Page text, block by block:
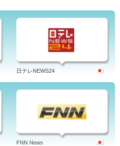
日テレNEWS24
FNN News